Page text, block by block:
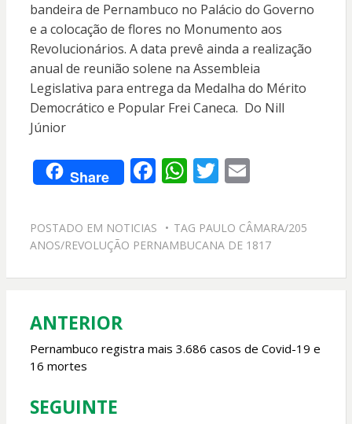
bandeira de Pernambuco no Palácio do Governo
e a colocação de flores no Monumento aos
Revolucionários. A data prevê ainda a realização
anual de reunião solene na Assembleia
Legislativa para entrega da Medalha do Mérito
Democrático e Popular Frei Caneca. Do Nill
Júnior
Share F
e
b
o
W
at
s
A
T
itt
er
E
ai
l
POSTADO EM NOTICIAS TAG PAULO CÂMARA/205
ANOS/REVOLUÇÃO PERNAMBUCANA DE 1817
Navegação
de
Post
ANTERIOR
Pernambuco registra mais 3.686 casos de Covid-19 e
16 mortes
SEGUINTE